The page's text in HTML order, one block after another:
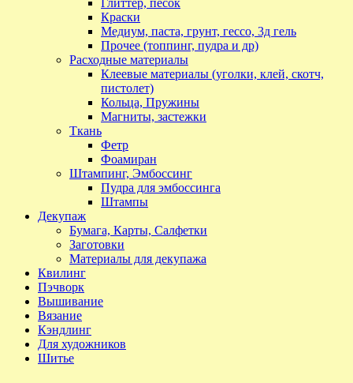
Краски
Медиум, паста, грунт, гессо, 3д гель
Прочее (топпинг, пудра и др)
Расходные материалы
Клеевые материалы (уголки, клей, скотч,
пистолет)
Кольца, Пружины
Магниты, застежки
Ткань
Фетр
Фоамиран
Штампинг, Эмбоссинг
Пудра для эмбоссинга
Штампы
Декупаж
Бумага, Карты, Салфетки
Заготовки
Материалы для декупажа
Квилинг
Пэчворк
Вышивание
Вязание
Кэндлинг
Для художников
Шитье